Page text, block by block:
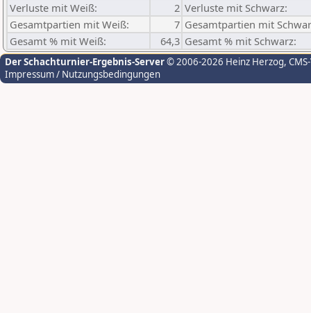
Verluste mit Weiß:
2 Verluste mit Schwarz:
Gesamtpartien mit Weiß:
7 Gesamtpartien mit
Gesamt % mit Weiß:
64,3 Gesamt % mit Schwarz:
Der Schachturnier-Ergebnis-Server© 2006-2026 Heinz Herzog,
Impressum / Nutzungsbedingungen